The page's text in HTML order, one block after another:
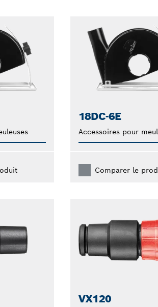
18DC-6E
Accessoires pour
Comparer le
VX120